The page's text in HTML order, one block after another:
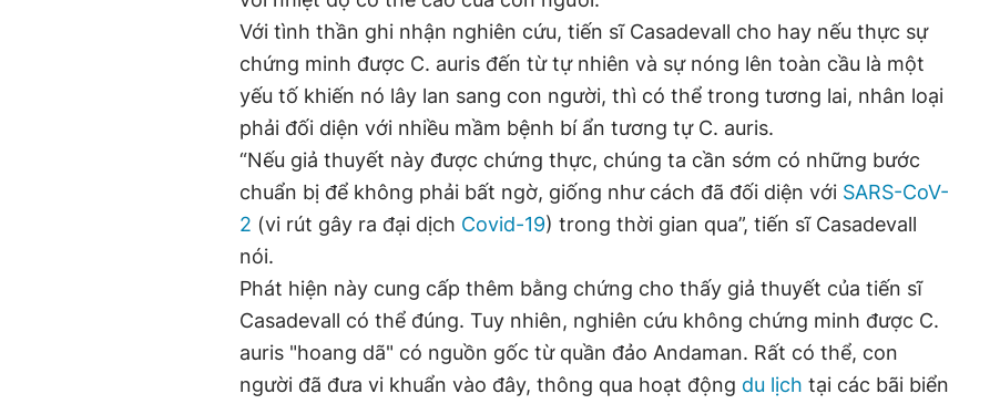
Với tình thần ghi nhận nghiên cứu, tiến sĩ Casadevall cho hay nếu thực sự
chứng minh được C. auris đến từ tự nhiên và sự nóng lên toàn cầu là một
yếu tố khiến nó lây lan sang con người, thì có thể trong tương lai, nhân loại
phải đối diện với nhiều mầm bệnh bí ẩn tương tự C. auris.
“Nếu giả thuyết này được chứng thực, chúng ta cần sớm có những bước
chuẩn bị để không phải bất ngờ, giống như cách đã đối diện với SARS-CoV-
2 (vi rút gây ra đại dịch Covid-19) trong thời gian qua”, tiến sĩ Casadevall
nói.
Phát hiện này cung cấp thêm bằng chứng cho thấy giả thuyết của tiến sĩ
Casadevall có thể đúng. Tuy nhiên, nghiên cứu không chứng minh được C.
auris "hoang dã" có nguồn gốc từ quần đảo Andaman. Rất có thể, con
người đã đưa vi khuẩn vào đây, thông qua hoạt động du lịch tại các bãi biển